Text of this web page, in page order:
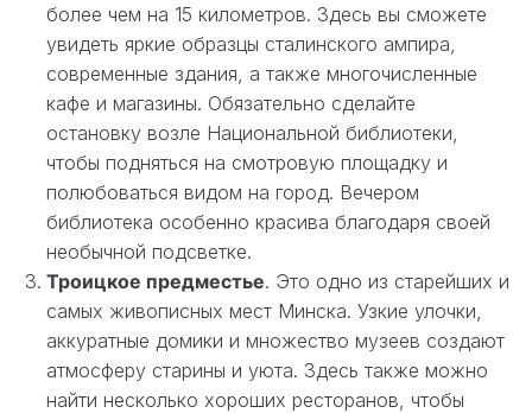
более чем на 15 километров. Здесь вы сможете
увидеть яркие образцы сталинского ампира,
современные здания, а также многочисленные
кафе и магазины. Обязательно сделайте
остановку возле Национальной библиотеки,
чтобы подняться на смотровую площадку и
полюбоваться видом на город. Вечером
библиотека особенно красива благодаря своей
необычной подсветке.
Троицкое предместье. Это одно из старейших и
самых живописных мест Минска. Узкие улочки,
аккуратные домики и множество музеев создают
атмосферу старины и уюта. Здесь также можно
найти несколько хороших ресторанов, чтобы